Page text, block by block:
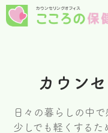
カウン
日々の暮らしの中
少しでも軽くする